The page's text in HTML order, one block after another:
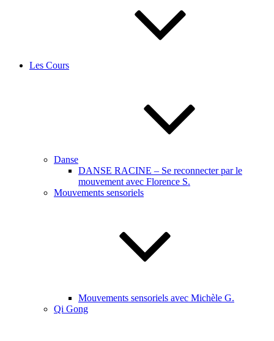
Les Cours
Danse
DANSE RACINE – Se reconnecter par le
mouvement avec Florence S.
Mouvements sensoriels
Mouvements sensoriels avec Michèle G.
Qi Gong